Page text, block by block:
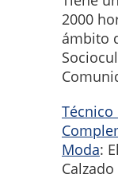
2000
ámbito
Técnico
Moda:
Calzado